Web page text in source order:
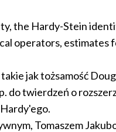
the Hardy-Stein
operators, estimates
jak tożsamość
do twierdzeń o
Tomaszem